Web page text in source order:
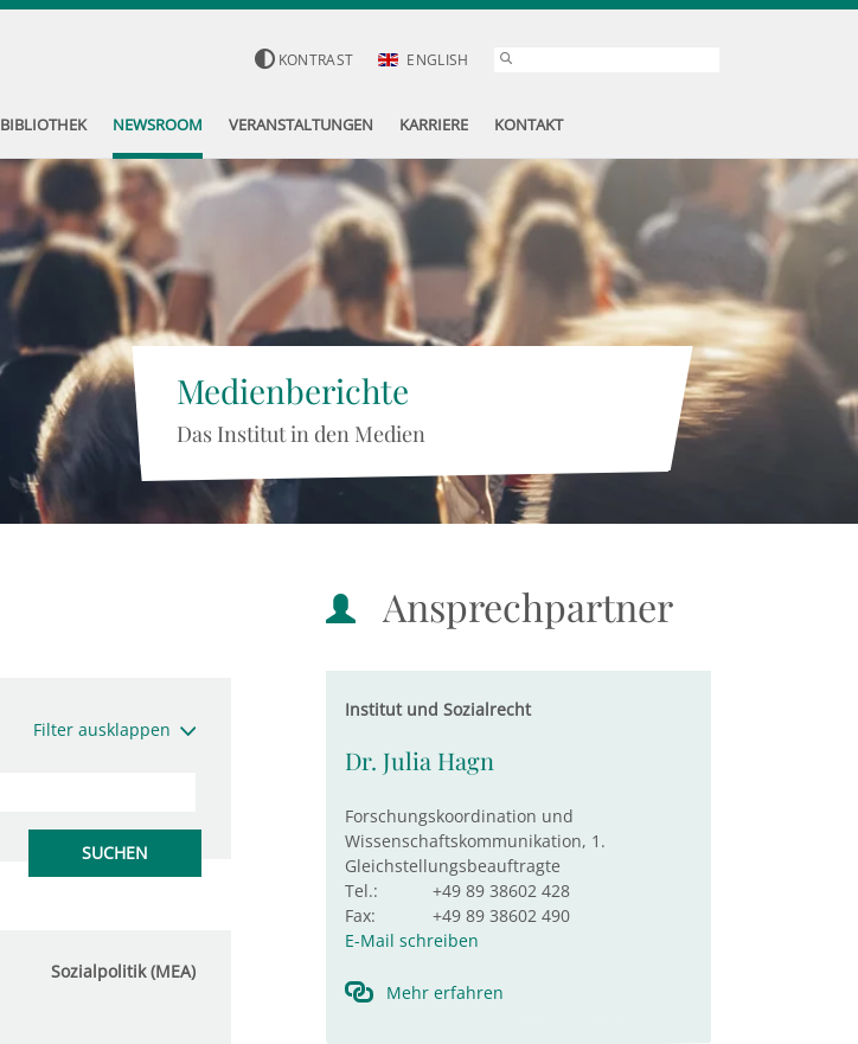
KONTRAST ENGLISH
BIBLIOTHEK NEWSROOM VERANSTALTUNGEN KARRIERE KONTAKT
Medienberichte
Das Institut in den Medien
Filter ausklappen
Sozialpolitik (MEA)
Ansprechpartner
Institut und Sozialrecht
Dr. Julia Hagn
Forschungskoordination und
Wissenschaftskommunikation, 1.
Gleichstellungsbeauftragte
Tel.:
+49 89 38602 428
Fax:
+49 89 38602 490
E-Mail schreiben
Mehr erfahren